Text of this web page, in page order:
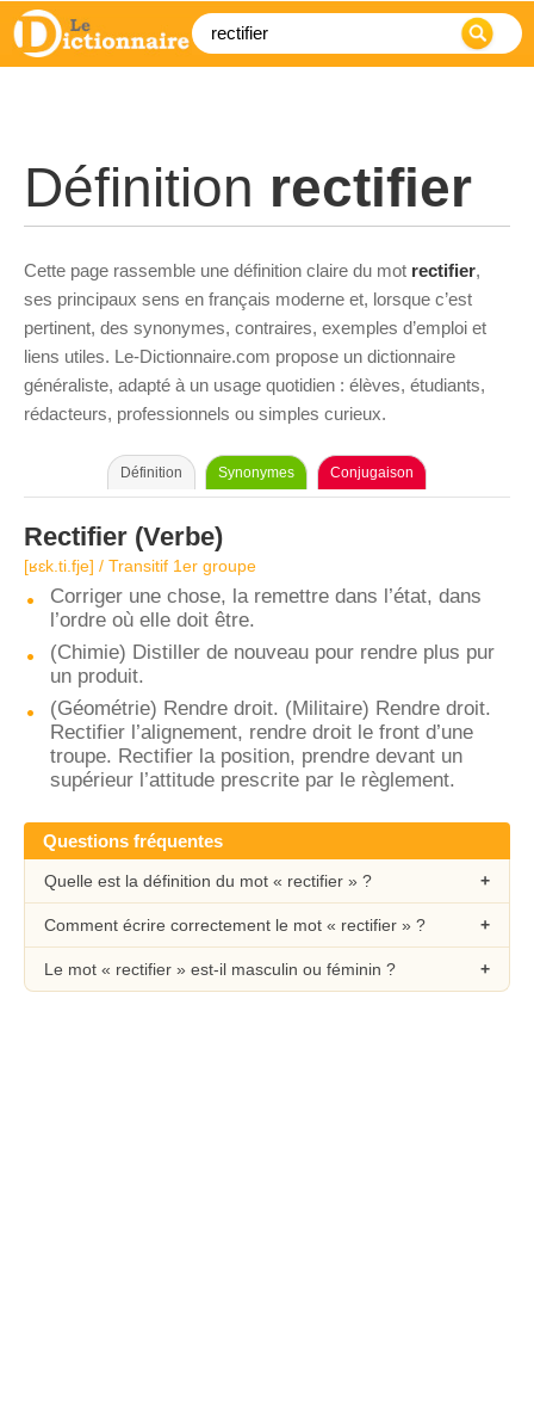
Définition rectifier
Cette page rassemble une définition claire du mot rectifier,
ses principaux sens en français moderne et, lorsque c’est
pertinent, des synonymes, contraires, exemples d’emploi et
liens utiles. Le-Dictionnaire.com propose un dictionnaire
généraliste, adapté à un usage quotidien : élèves, étudiants,
rédacteurs, professionnels ou simples curieux.
Définition Synonymes Conjugaison
Rectifier (Verbe)
[ʁɛk.ti.fje] / Transitif 1er groupe
Corriger une chose, la remettre dans l’état, dans
l’ordre où elle doit être.
(Chimie) Distiller de nouveau pour rendre plus pur
un produit.
(Géométrie) Rendre droit. (Militaire) Rendre droit.
Rectifier l’alignement, rendre droit le front d’une
troupe. Rectifier la position, prendre devant un
supérieur l’attitude prescrite par le règlement.
Questions fréquentes
Quelle est la définition du mot « rectifier » ?
Comment écrire correctement le mot « rectifier » ?
Le mot « rectifier » est-il masculin ou féminin ?